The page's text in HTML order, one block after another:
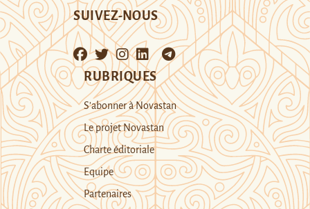
SUIVEZ-NOUS
RUBRIQUES
S’abonner à Novastan
Le projet Novastan
Charte éditoriale
Equipe
Partenaires